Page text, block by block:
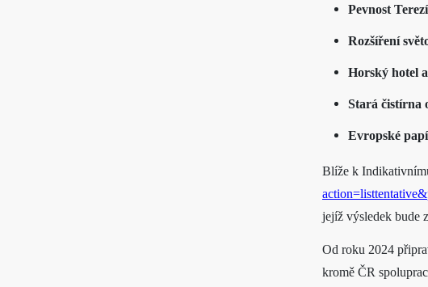
Pevnost
Rozšíření
Horský hotel
Stará čistírna
Evropské
Blíže k
jejíž výsledek bude
Od roku 2024
kromě ČR